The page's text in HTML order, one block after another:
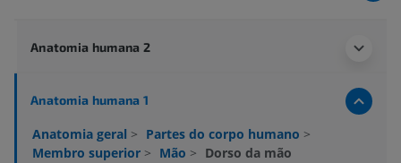
Anatomia humana 2
Anatomia humana 1
Anatomia geral > Partes do corpo humano >
Membro superior > Mão > Dorso da mão